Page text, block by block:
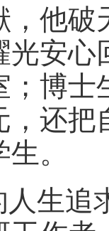
他破
光安心
；博
，还
。
生追